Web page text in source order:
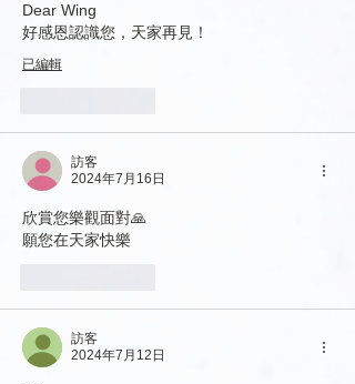
Dear Wing
好感恩認識您，天家再見！
已編輯
訪客
2024年7月16日
欣賞您樂觀面對🙏
願您在天家快樂
訪客
2024年7月12日